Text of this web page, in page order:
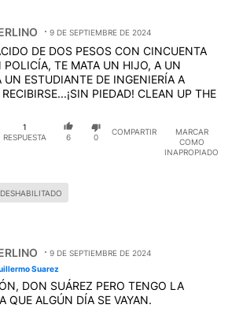
MERLINO.
9 DE SEPTIEMBRE DE 2024
DE DOS PESOS CON CINCUENTA
POLICÍA, TE MATA UN HIJO, A UN
UN ESTUDIANTE DE INGENIERÍA A
PIEDAD! CLEAN UP THE
1
RESPUESTA
6 0
COMPARTIR
MARCAR
COMO
INAPROPIADO
9 DE SEPTIEMBRE DE 2024
Suarez
DON SUÁREZ PERO TENGO LA
QUE ALGÚN DÍA SE VAYAN.